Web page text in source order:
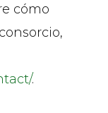
cómo
.